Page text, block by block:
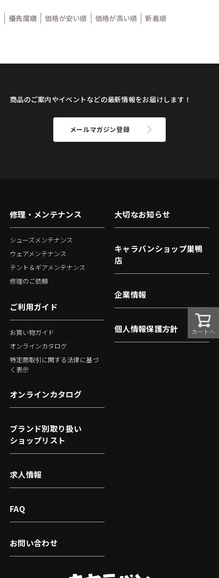
優先度順 価格が安い順 価格が高い順 新着順
カートへ
商品のご案内やイベントなどの最新情報をお届けします！
メールマガジン登録
修理・メンテナンス
シューズメンテナンス
ウェアメンテナンス
テント＆ギアメンテナンス
修理のご依頼
ご利用ガイド
お買い物ガイド
オンラインカタログ
特定商取引に関する法律に基づ
く表示
大切なお知らせ
キャラバンショップ巣鴨
店
企業情報
個人情報保護方針
オンラインカタログ
ブランド別取り扱い
ショップリスト
求人情報
FAQ
お問い合わせ